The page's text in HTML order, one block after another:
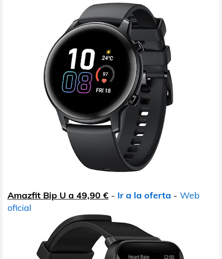
Amazfit Bip U a 49,90 € - Ir a la oferta - Web
oficial